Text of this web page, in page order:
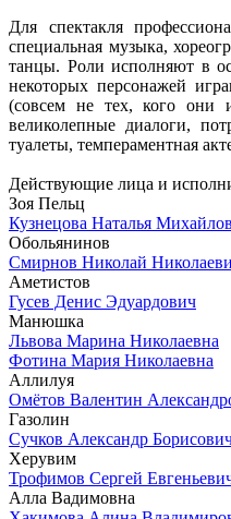
Для спектакля
специальная музыка,
танцы. Роли исполняют в
некоторых персонажей
(совсем не тех, кого они
великолепные диалоги,
туалеты, темпераментная
Действующие лица и
Зоя Пельц
Кузнецова Наталья
Обольянинов
Смирнов Николай
Аметистов
Гусев Денис Эдуардович
Манюшка
Львова Марина Николаевна
Фотина Мария Николаевна
Аллилуя
Омётов Валентин
Газолин
Сучков Александр
Херувим
Трофимов Сергей
Алла Вадимовна